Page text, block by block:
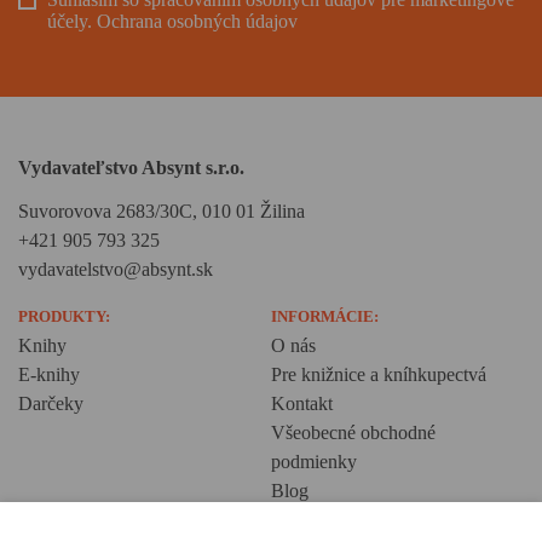
účely. Ochrana osobných údajov
Vydavateľstvo Absynt s.r.o.
Suvorovova 2683/30C, 010 01 Žilina
+421 905 793 325
vydavatelstvo@absynt.sk
PRODUKTY:
Knihy
E-knihy
Darčeky
INFORMÁCIE:
O nás
Pre knižnice a kníhkupectvá
Kontakt
Všeobecné obchodné
podmienky
Blog